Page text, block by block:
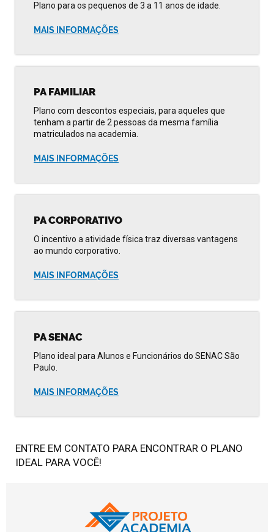
Plano para os pequenos de 3 a 11 anos de idade.
MAIS INFORMAÇÕES
PA FAMILIAR
Plano com descontos especiais, para aqueles que
tenham a partir de 2 pessoas da mesma família
matriculados na academia.
MAIS INFORMAÇÕES
PA CORPORATIVO
O incentivo a atividade física traz diversas vantagens
ao mundo corporativo.
MAIS INFORMAÇÕES
PA SENAC
Plano ideal para Alunos e Funcionários do SENAC São
Paulo.
MAIS INFORMAÇÕES
ENTRE EM CONTATO PARA ENCONTRAR O PLANO
IDEAL PARA VOCÊ!